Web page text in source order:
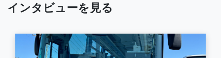
インタビューを見る